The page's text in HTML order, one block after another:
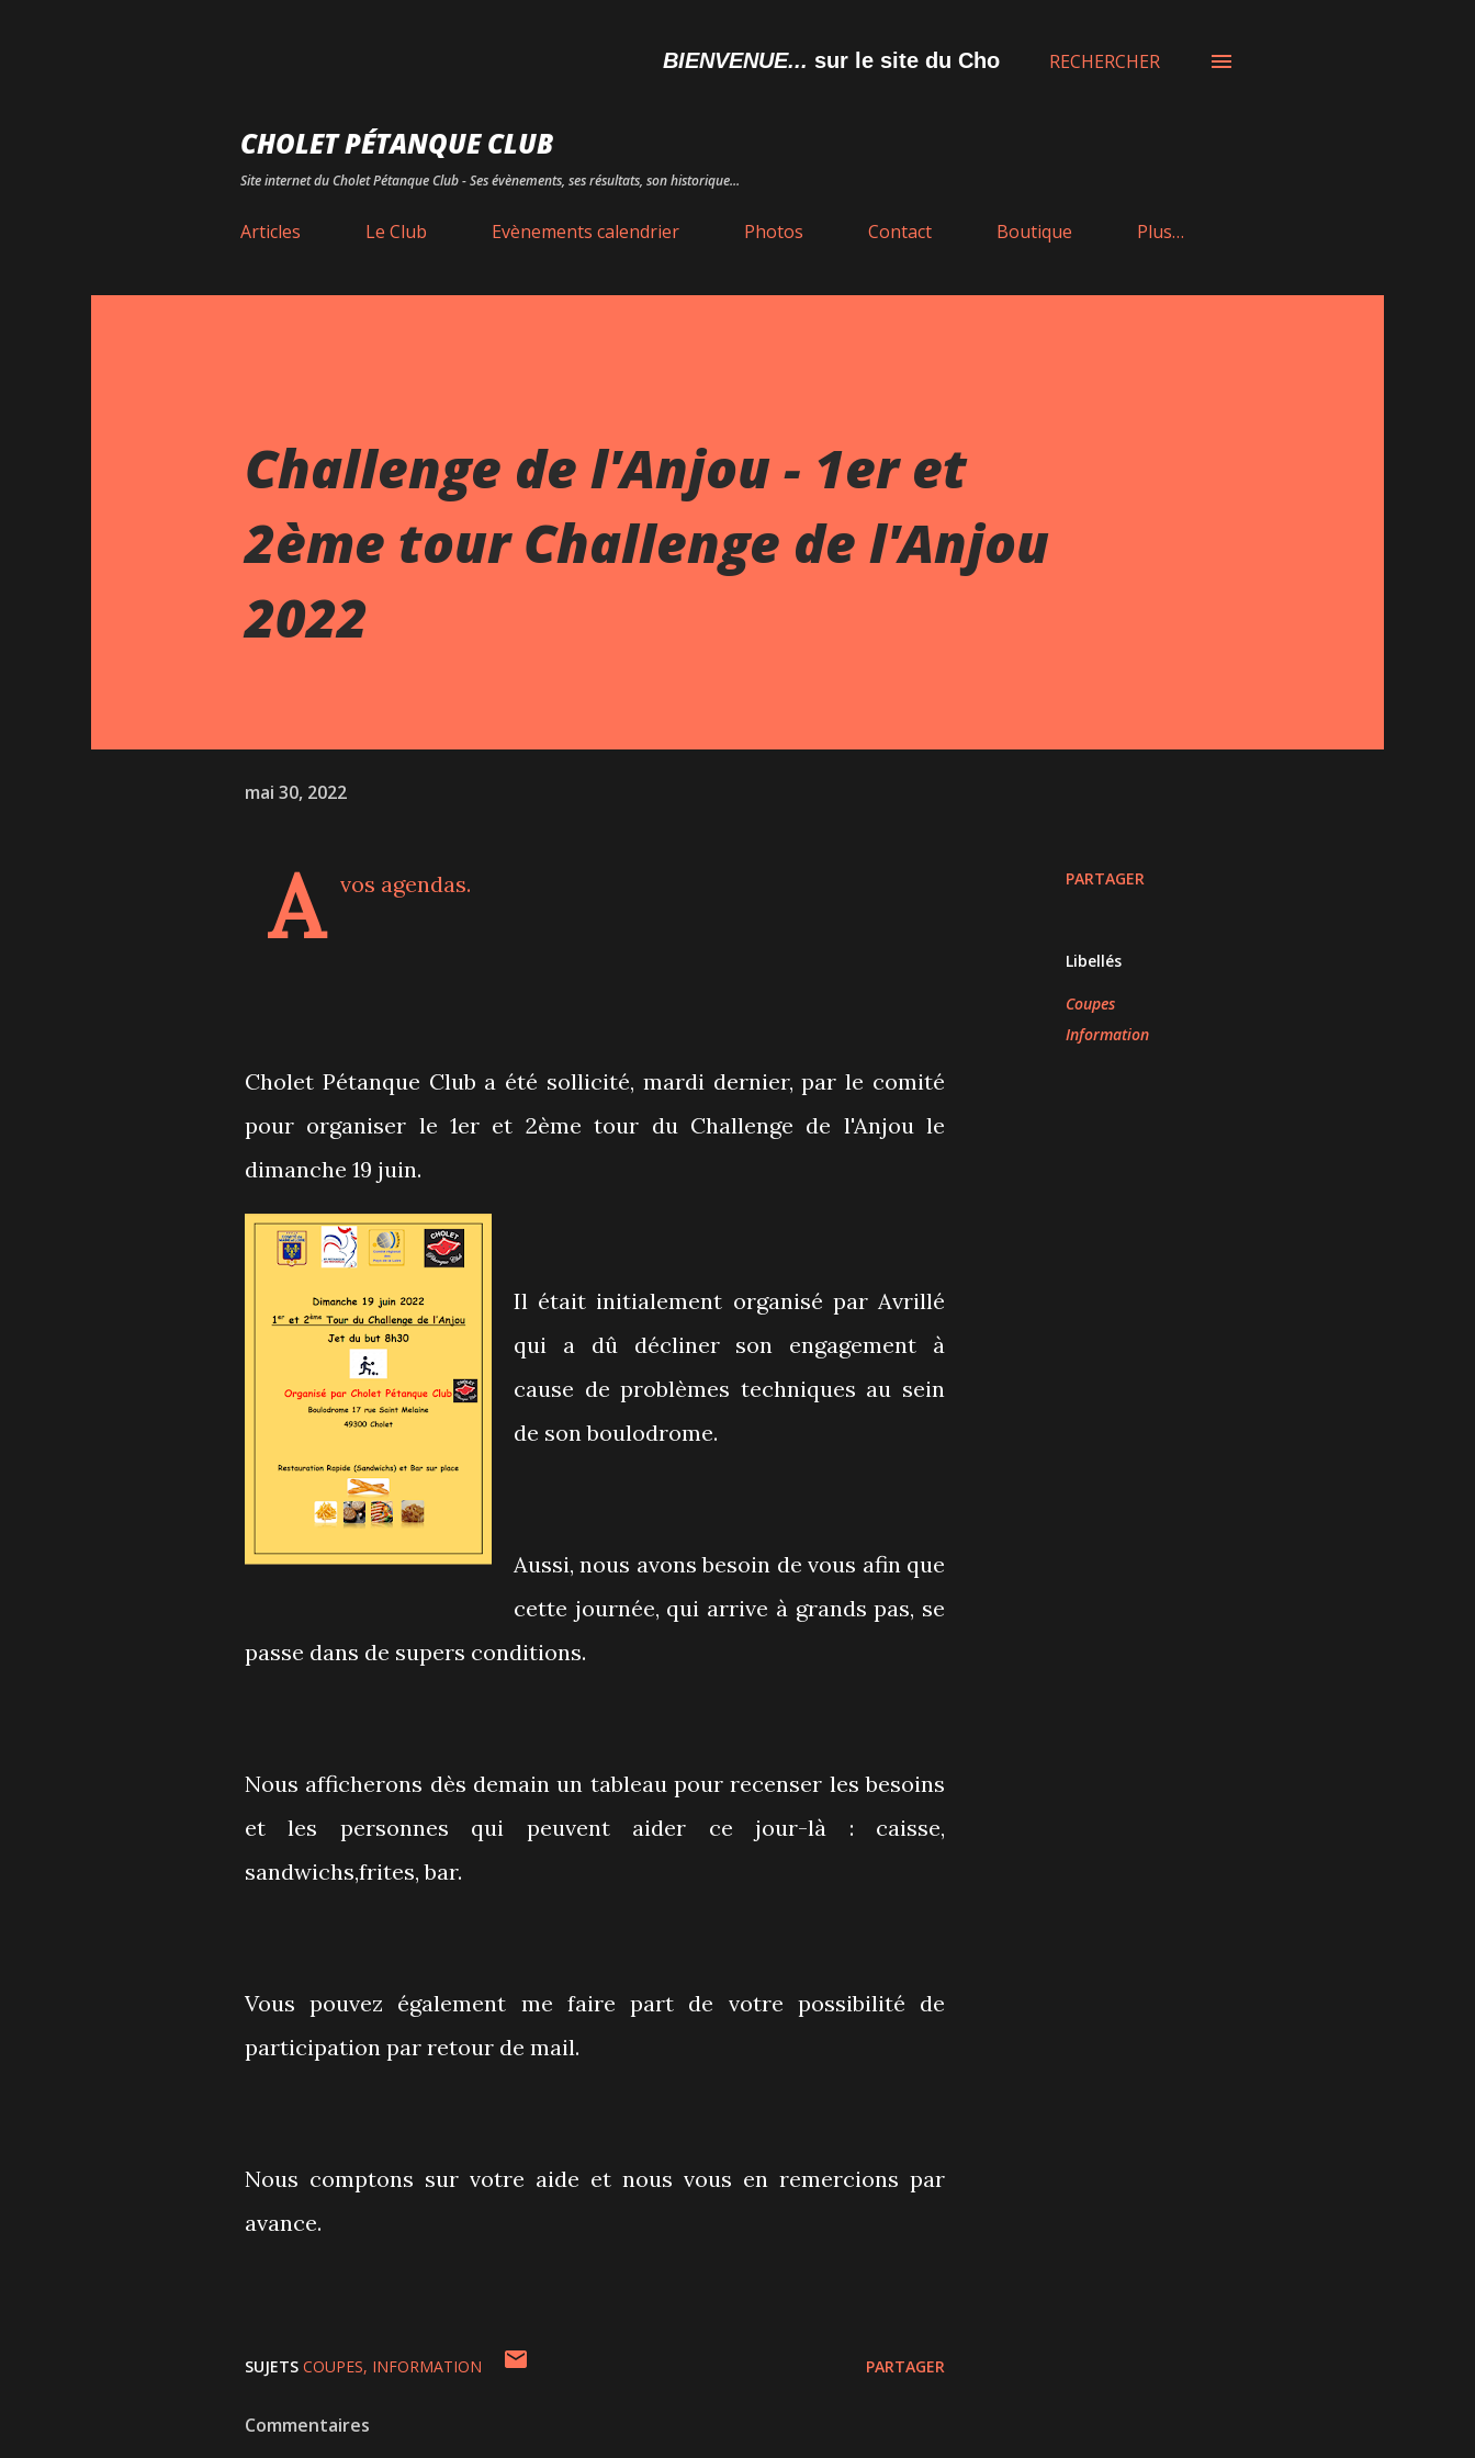
BIENVENUE...sur le site du Cholet Pétanque Club
CHOLET PÉTANQUE CLUB
Site internet du Cholet Pétanque Club - Ses évènements, ses résultats, son historique...
RECHERCHER
Articles Le Club Evènements calendrier Photos Contact Boutique Plus…
Challenge de l'Anjou - 1er et
2ème tour Challenge de l'Anjou
2022
mai 30, 2022
A vos agendas.
Cholet Pétanque Club a été sollicité, mardi dernier, par le comité
pour organiser le 1er et 2ème tour du Challenge de l'Anjou le
dimanche 19 juin.
Il était initialement organisé par Avrillé
qui a dû décliner son engagement à
cause de problèmes techniques au sein
de son boulodrome.
Aussi, nous avons besoin de vous afin que
cette journée, qui arrive à grands pas, se
passe dans de supers conditions.
Nous afficherons dès demain un tableau pour recenser les besoins
et les personnes qui peuvent aider ce jour-là : caisse,
sandwichs,frites, bar.
Vous pouvez également me faire part de votre possibilité de
participation par retour de mail.
Nous comptons sur votre aide et nous vous en remercions par
avance.
PARTAGER
Libellés
Coupes
Information
SUJETS COUPES INFORMATION PARTAGER
Commentaires